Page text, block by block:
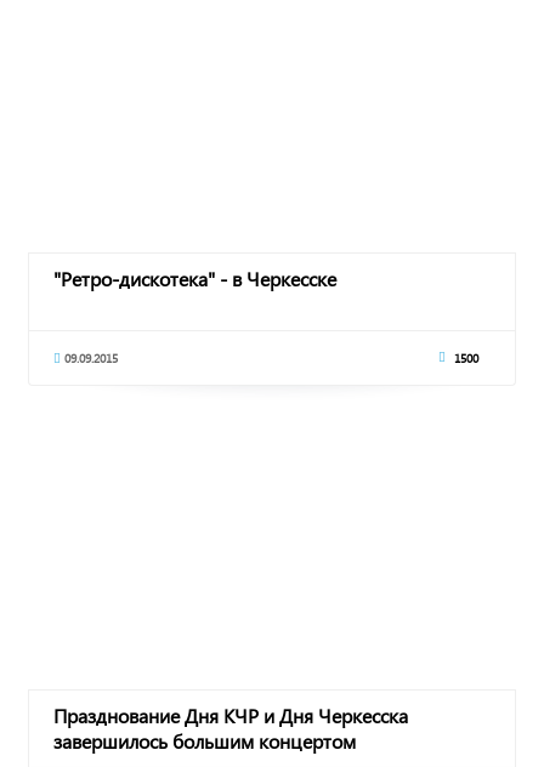
"Ретро-дискотека" - в Черкесске
09.09.2015 1500
Празднование Дня КЧР и Дня Черкесска
завершилось большим концертом